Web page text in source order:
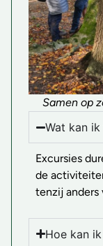
Samen op
Wat kan
Excursies
de
tenzij anders
Hoe kan